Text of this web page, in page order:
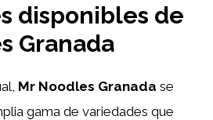
disponibles de
Granada
Mr Noodles Granada se
gama de variedades que